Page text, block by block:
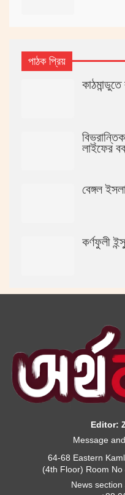
পাঠক প্রিয়
লাইফের
বেঙ্গল
কর্ণফুলী
Editor:
Message
64-68 Eastern
(4th Floor) Room
News